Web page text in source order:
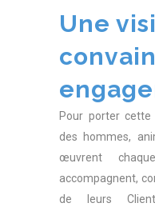
Une
Pour porter
des hommes,
œuvrent
accompagnent,
de leurs